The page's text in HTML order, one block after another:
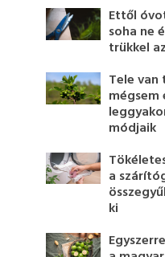
Ettől
soha ne
trükkel
Tele van
mégsem
módjaik
a
ki